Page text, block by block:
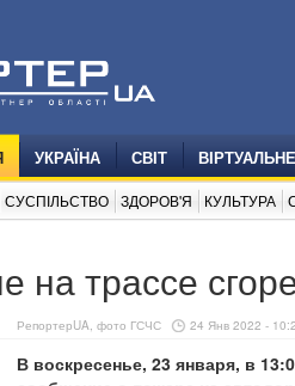
УКРАЇНА СВІТ
СУСПІЛЬСТВО ЗДОРОВ'Я КУЛЬТУРА
на трассе
РепортерUA, фото ГСЧС 24 Янв 2022 -
В воскресенье, 23 января, в